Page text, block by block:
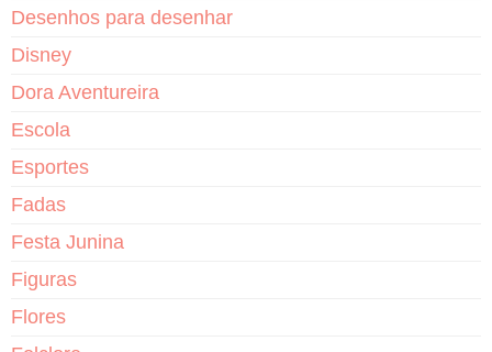
Desenhos para desenhar
Disney
Dora Aventureira
Escola
Esportes
Fadas
Festa Junina
Figuras
Flores